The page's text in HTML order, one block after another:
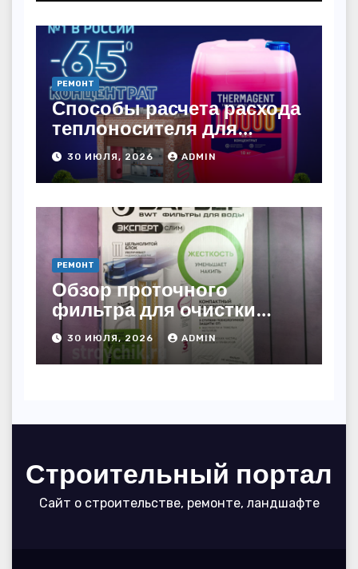
РЕМОНТ
Способы расчета расхода
теплоносителя для
системы отопления
30 ИЮЛЯ, 2026 ADMIN
РЕМОНТ
Обзор проточного
фильтра для очистки
воды БАРЬЕР ЭКСПЕРТ
Слим Жесткость
30 ИЮЛЯ, 2026 ADMIN
Строительный портал
Сайт о строительстве, ремонте, ландшафте